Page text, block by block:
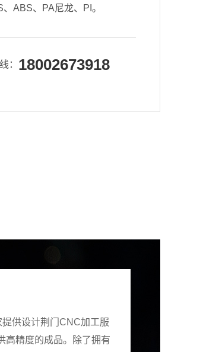
ABS、PA尼龙、PI。
： 18002673918
供设计荆门CNC加工服
高精度的成品。除了拥有